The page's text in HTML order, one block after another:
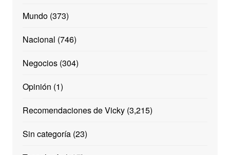
Mundo(373)
Nacional (746)
Negocios(304)
Opinión (1)
Recomendaciones de Vicky(3,215)
Sin categoría(23)